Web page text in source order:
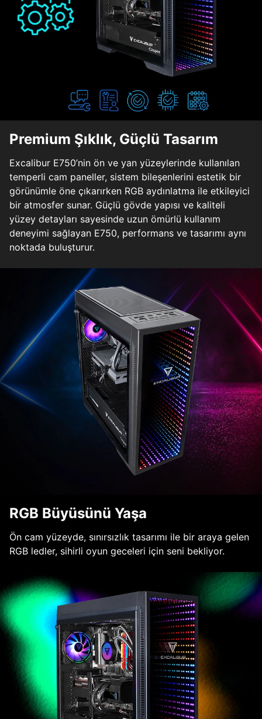
Premium Şıklık, Güçlü Tasarım
Excalibur E750’nin ön ve yan yüzeylerinde kullanılan
temperli cam paneller, sistem bileşenlerini estetik bir
görünümle öne çıkarırken RGB aydınlatma ile etkileyici
bir atmosfer sunar. Güçlü gövde yapısı ve kaliteli
yüzey detayları sayesinde uzun ömürlü kullanım
deneyimi sağlayan E750, performans ve tasarımı aynı
noktada buluşturur.
RGB Büyüsünü Yaşa
Ön cam yüzeyde, sınırsızlık tasarımı ile bir araya gelen
RGB ledler, sihirli oyun geceleri için seni bekliyor.